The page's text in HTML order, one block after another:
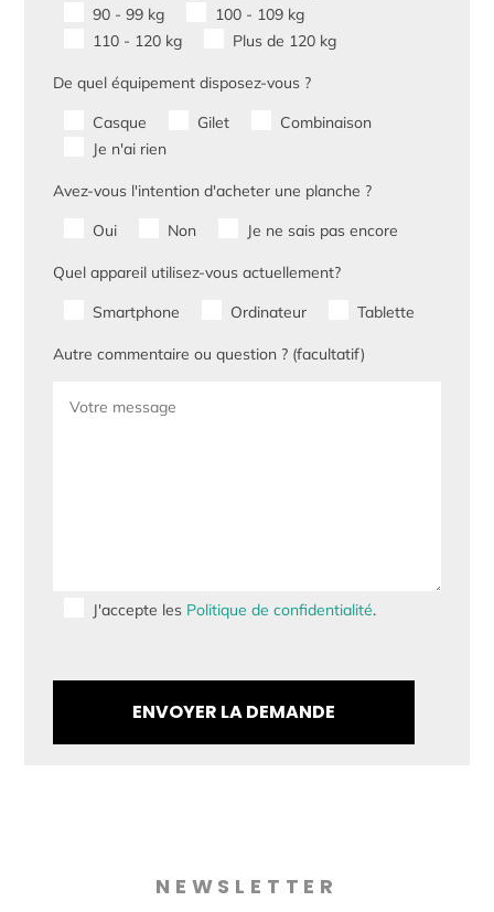
90 - 99 kg
100 - 109 kg
110 - 120 kg
Plus de 120 kg
De quel équipement disposez-vous ?
Casque
Gilet
Combinaison
Je n'ai rien
Avez-vous l'intention d'acheter une planche ?
Oui
Non Je ne sais pas encore
Quel appareil utilisez-vous actuellement?
Smartphone
Ordinateur Tablette
Autre commentaire ou question ? (facultatif)
J'accepte les Politique de confidentialité.
NEWSLETTER